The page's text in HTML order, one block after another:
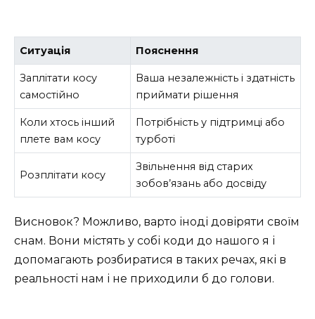
Ситуація Пояснення
Заплітати косу
самостійно
Ваша незалежність і здатність
приймати рішення
Коли хтось інший
плете вам косу
Потрібність у підтримці або
турботі
Розплітати косу
Звільнення від старих
зобов’язань або досвіду
Висновок? Можливо, варто іноді довіряти своїм
снам. Вони містять у собі коди до нашого я і
допомагають розбиратися в таких речах, які в
реальності нам і не приходили б до голови.